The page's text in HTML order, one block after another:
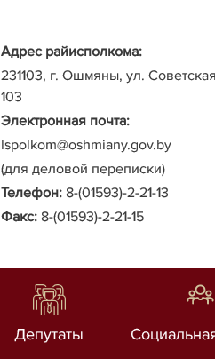
Адрес райисполкома:
231103, г. Ошмяны, ул.
103
Электронная почта:
Ispolkom@oshmiany.gov.by
(для деловой переписки)
Телефон: 8-(01593)-2-21-13
Факс: 8-(01593)-2-21-15
Депутаты